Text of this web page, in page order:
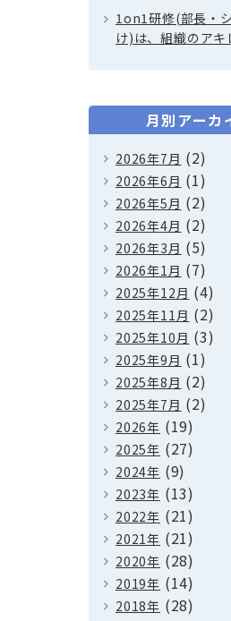
1on1研修(部長・
け)は、組織のアキ
月別アーカ
2026年7月 (2)
2026年6月 (1)
2026年5月 (2)
2026年4月 (2)
2026年3月 (5)
2026年1月 (7)
2025年12月 (4)
2025年11月 (2)
2025年10月 (3)
2025年9月 (1)
2025年8月 (2)
2025年7月 (2)
2026年 (19)
2025年 (27)
2024年 (9)
2023年 (13)
2022年 (21)
2021年 (21)
2020年 (28)
2019年 (14)
2018年 (28)